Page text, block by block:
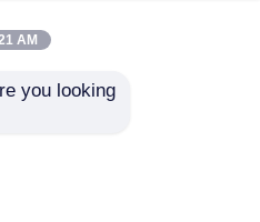
AM
you looking